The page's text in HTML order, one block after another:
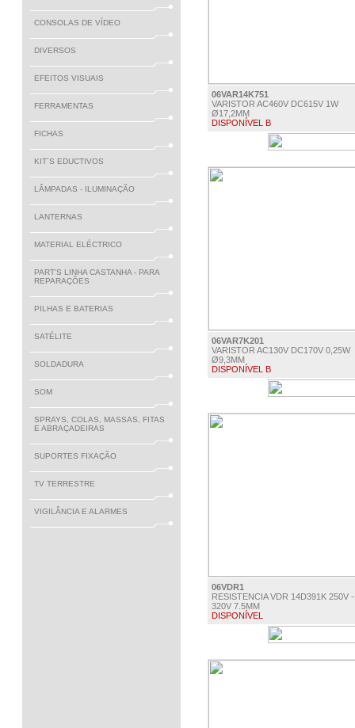
CONSOLAS DE VÍDEO
DIVERSOS
EFEITOS VISUAIS
FERRAMENTAS
FICHAS
KIT´S EDUCTIVOS
LÂMPADAS - ILUMINAÇÃO
LANTERNAS
MATERIAL ELÉCTRICO
PART'S LINHA CASTANHA - PARA
REPARAÇÕES
PILHAS E BATERIAS
SATÉLITE
SOLDADURA
SOM
SPRAYS, COLAS, MASSAS, FITAS
E ABRAÇADEIRAS
SUPORTES FIXAÇÃO
TV TERRESTRE
VIGILÂNCIA E ALARMES
06VAR14K751
VARISTOR AC460V DC615V 1W
Ø17,2MM
DISPONÍVEL B
06VAR7K201
VARISTOR AC130V DC170V 0,25W
Ø9,3MM
DISPONÍVEL B
06VDR1
RESISTENCIA VDR 14D391K 250V -
320V 7.5MM
DISPONÍVEL